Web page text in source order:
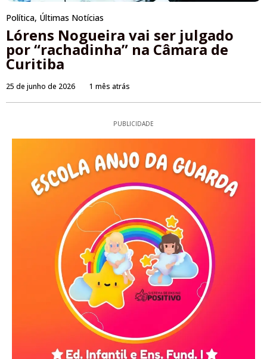
Política, Últimas Notícias
Lórens Nogueira vai ser julgado
por “rachadinha” na Câmara de
Curitiba
25 de junho de 2026 1 mês atrás
PUBLICIDADE